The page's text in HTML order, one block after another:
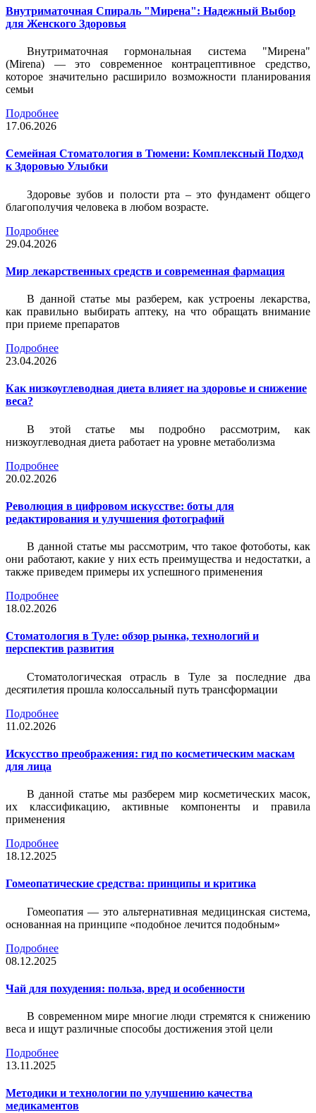
Внутриматочная Спираль "Мирена": Надежный Выбор
для Женского Здоровья
Внутриматочная гормональная система "Мирена"
(Mirena) — это современное контрацептивное средство,
которое значительно расширило возможности планирования
семьи
Подробнее
17.06.2026
Семейная Стоматология в Тюмени: Комплексный Подход
к Здоровью Улыбки
Здоровье зубов и полости рта – это фундамент общего
благополучия человека в любом возрасте.
Подробнее
29.04.2026
Мир лекарственных средств и современная фармация
В данной статье мы разберем, как устроены лекарства,
как правильно выбирать аптеку, на что обращать внимание
при приеме препаратов
Подробнее
23.04.2026
Как низкоуглеводная диета влияет на здоровье и снижение
веса?
В этой статье мы подробно рассмотрим, как
низкоуглеводная диета работает на уровне метаболизма
Подробнее
20.02.2026
Революция в цифровом искусстве: боты для
редактирования и улучшения фотографий
В данной статье мы рассмотрим, что такое фотоботы, как
они работают, какие у них есть преимущества и недостатки, а
также приведем примеры их успешного применения
Подробнее
18.02.2026
Стоматология в Туле: обзор рынка, технологий и
перспектив развития
Стоматологическая отрасль в Туле за последние два
десятилетия прошла колоссальный путь трансформации
Подробнее
11.02.2026
Искусство преображения: гид по косметическим маскам
для лица
В данной статье мы разберем мир косметических масок,
их классификацию, активные компоненты и правила
применения
Подробнее
18.12.2025
Гомеопатические средства: принципы и критика
Гомеопатия — это альтернативная медицинская система,
основанная на принципе «подобное лечится подобным»
Подробнее
08.12.2025
Чай для похудения: польза, вред и особенности
В современном мире многие люди стремятся к снижению
веса и ищут различные способы достижения этой цели
Подробнее
13.11.2025
Методики и технологии по улучшению качества
медикаментов